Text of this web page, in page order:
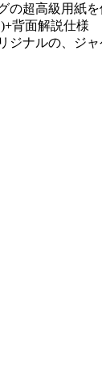
の超高級用紙を
背面解説仕様
ジナルの、ジ